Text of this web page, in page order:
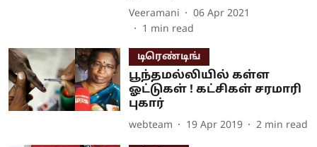
Veeramani
06 Apr 2021
1 min read
டிரெண்டிங்
பூந்தமல்லியில் கள்ள
ஓட்டுகள் ! கட்சிகள் சரமாரி
புகார்
webteam 19 Apr 2019 2 min read